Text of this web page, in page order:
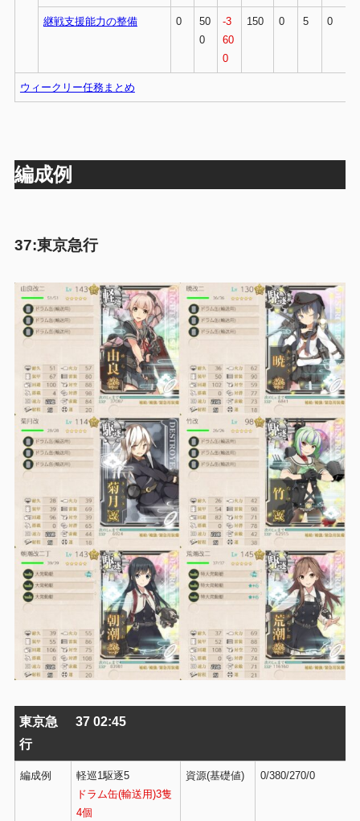
継戦支援能力の整備 0
50
0
-3
60
0
150 0 5 0
ウィークリー任務まとめ
編成例
37:東京急行
東京急
行
37 02:45
編成例
軽巡1駆逐5
ドラム缶(輸送用)3隻
4個
資源(基礎値) 0/380/270/0